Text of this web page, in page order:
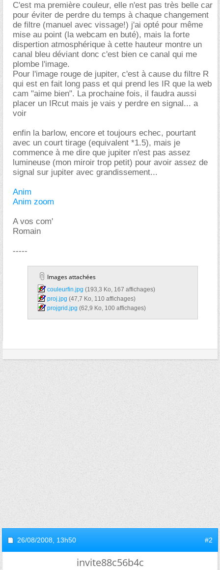
C'est ma première couleur, elle n'est pas très belle car
pour éviter de perdre du temps à chaque changement
de filtre (manuel avec vissage!) j'ai opté pour même
mise au point (la webcam en buté), mais la forte
dispertion atmosphérique à cette hauteur montre un
canal bleu déviant donc c'est bien ce canal qui me
plombe l'image.
Pour l'image rouge de jupiter, c'est à cause du filtre R
qui est en fait long pass et qui prend les IR que la web
cam "aime bien". La prochaine fois, il faudra aussi
placer un IRcut mais je vais y perdre en signal... a
voir
enfin la barlow, encore et toujours echec, pourtant
avec un court tirage (equivalent *1.5), mais je
commence à me dire que jupiter n'est pas assez
lumineuse (mon miroir trop petit) pour avoir assez de
signal sur jupiter avec grandissement...
Anim
Anim zoom
A vos com'
Romain
-----
Images attachées
couleurfin.jpg‎ (193,3 Ko, 167 affichages)
proj.jpg‎ (47,7 Ko, 110 affichages)
projgrid.jpg‎ (62,9 Ko, 100 affichages)
26/08/2008, 13h50 #2
invite88c56b4c